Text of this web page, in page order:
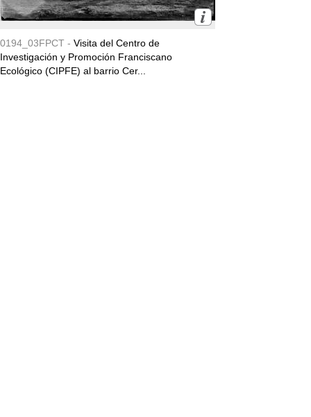
0194_03FPCT - Visita del Centro de
Investigación y Promoción Franciscano
Ecológico (CIPFE) al barrio Cer...